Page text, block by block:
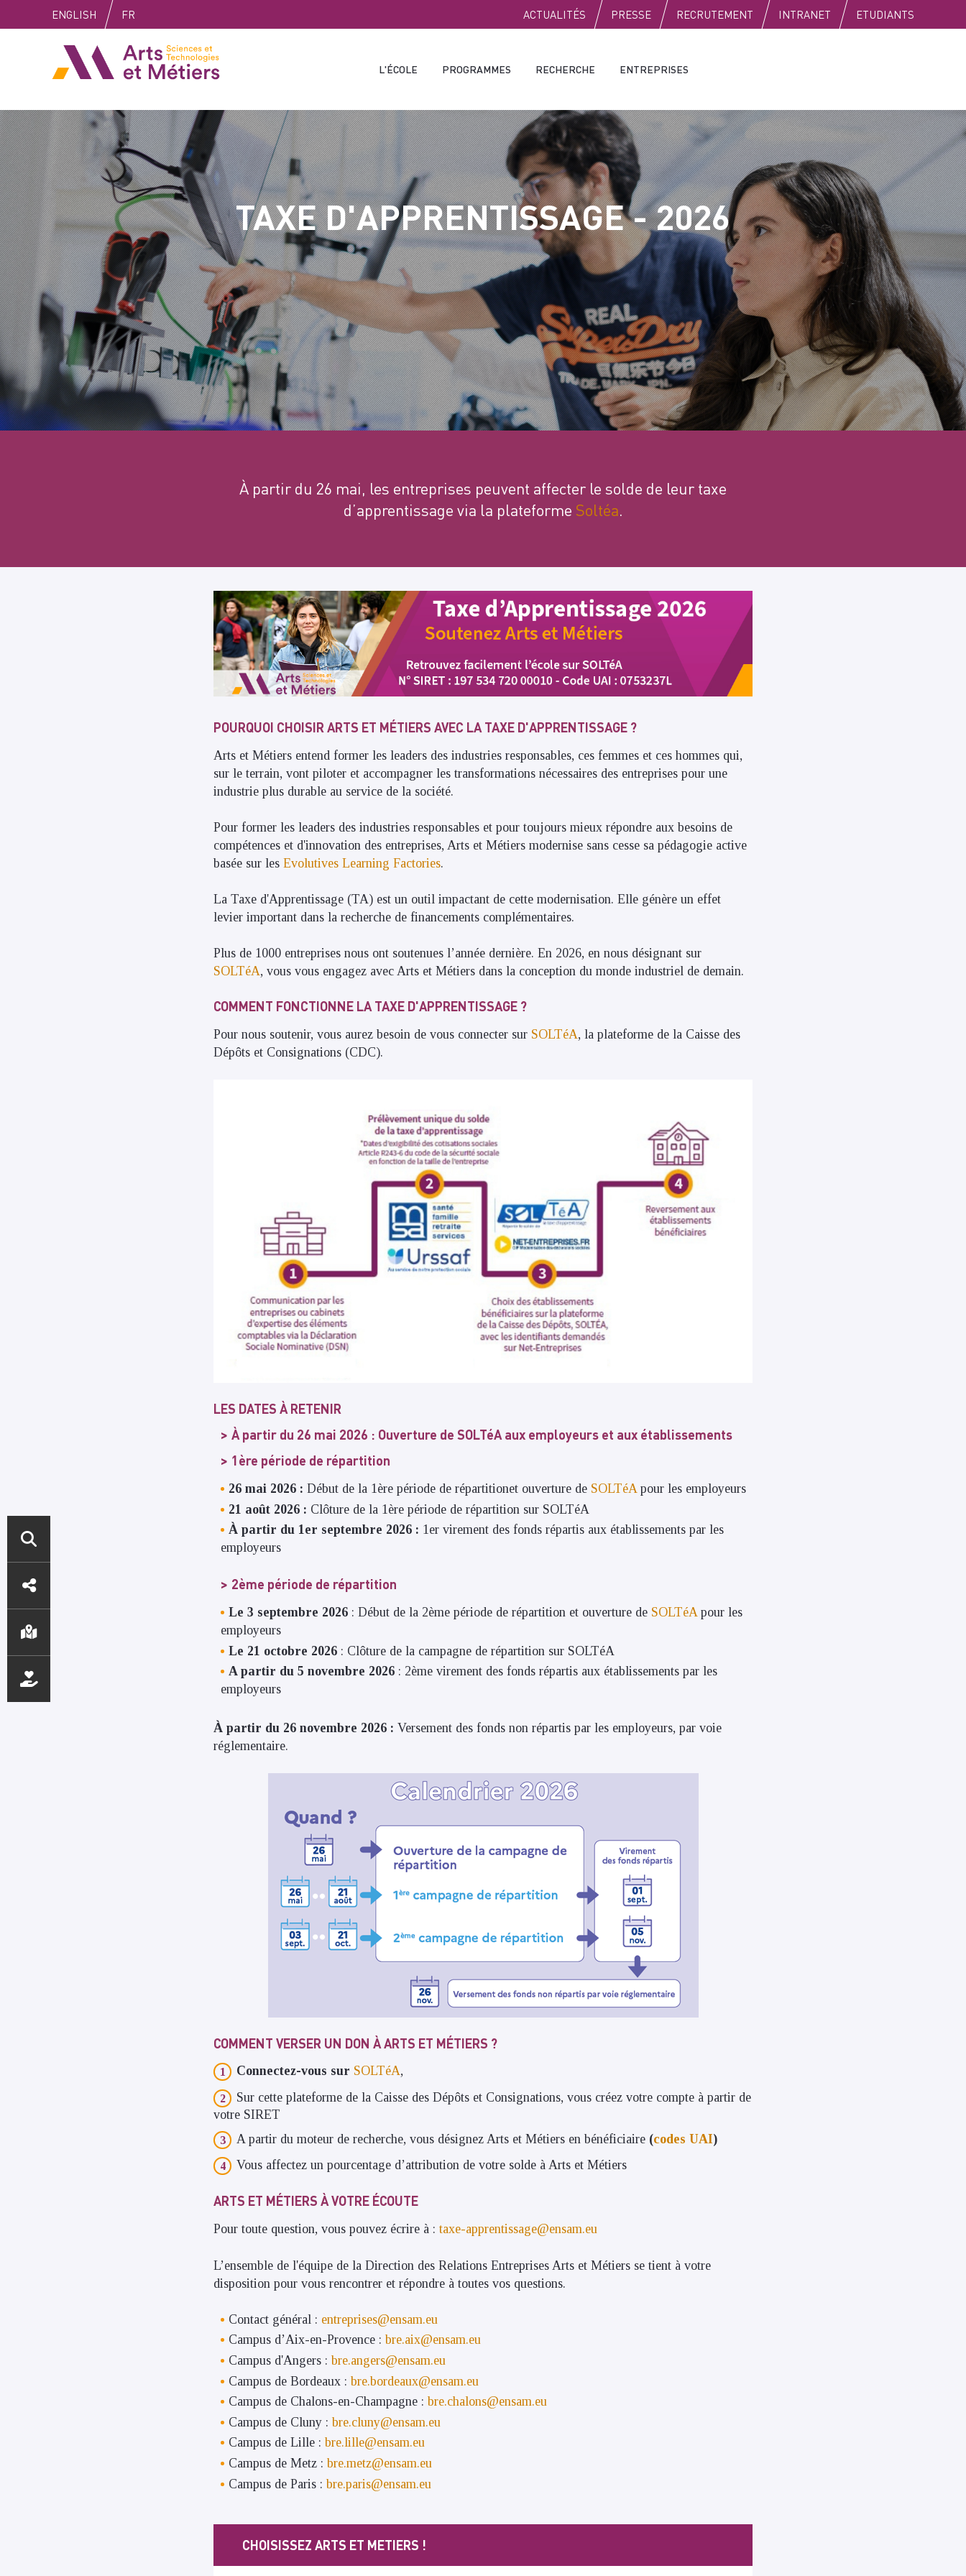
to
to
to
ENGLISH FR PUBLIC
ACTUALITÉS PRESSE RECRUTEMENT INTRANET ETUDIANTS
Arts et métiers
L'ÉCOLE PROGRAMMES RECHERCHE ENTREPRISES
ACCÈS
DIRECTS
TAXE D'APPRENTISSAGE - 2026
À partir du 26 mai, les entreprises peuvent affecter le solde de leur taxe
d’apprentissage via la plateforme Soltéa.
POURQUOI CHOISIR ARTS ET MÉTIERS AVEC LA TAXE D'APPRENTISSAGE ?
Arts et Métiers entend former les leaders des industries responsables, ces femmes et ces hommes qui,
sur le terrain, vont piloter et accompagner les transformations nécessaires des entreprises pour une
industrie plus durable au service de la société.
Pour former les leaders des industries responsables et pour toujours mieux répondre aux besoins de
compétences et d'innovation des entreprises, Arts et Métiers modernise sans cesse sa pédagogie active
basée sur les Evolutives Learning Factories.
La Taxe d'Apprentissage (TA) est un outil impactant de cette modernisation. Elle génère un effet
levier important dans la recherche de financements complémentaires.
Plus de 1000 entreprises nous ont soutenues l’année dernière. En 2026, en nous désignant sur
SOLTéA, vous vous engagez avec Arts et Métiers dans la conception du monde industriel de demain.
COMMENT FONCTIONNE LA TAXE D'APPRENTISSAGE ?
Pour nous soutenir, vous aurez besoin de vous connecter sur SOLTéA, la plateforme de la Caisse des
Dépôts et Consignations (CDC).
LES DATES À RETENIR
À partir du 26 mai 2026 : Ouverture de SOLTéA aux employeurs et aux établissements
1ère période de répartition
26 mai 2026 : Début de la 1ère période de répartitionet ouverture de SOLTéApour les employeurs
21 août 2026 : Clôture de la 1ère période de répartition sur SOLTéA
À partir du 1er septembre 2026 : 1er virement des fonds répartis aux établissements par les
employeurs
2ème période de répartition
Le 3 septembre 2026 : Début de la 2ème période de répartition et ouverture de SOLTéApour les
employeurs
Le 21 octobre 2026 : Clôture de la campagne de répartition sur SOLTéA
A partir du 5 novembre 2026 : 2ème virement des fonds répartis aux établissements par les
employeurs
À partir du 26 novembre 2026 : Versement des fonds non répartis par les employeurs, par voie
réglementaire.
COMMENT VERSER UN DON À ARTS ET MÉTIERS ?
Connectez-vous sur SOLTéA,
Sur cette plateforme de la Caisse des Dépôts et Consignations, vous créez votre compte à partir de
votre SIRET
A partir du moteur de recherche, vous désignez Arts et Métiers en bénéficiaire (codes UAI)
Vous affectez un pourcentage d’attribution de votre solde à Arts et Métiers
ARTS ET MÉTIERS À VOTRE ÉCOUTE
Pour toute question, vous pouvez écrire à : taxe-apprentissage@ensam.eu
L’ensemble de l'équipe de la Direction des Relations Entreprises Arts et Métiers se tient à votre
disposition pour vous rencontrer et répondre à toutes vos questions.
Contact général : entreprises@ensam.eu
Campus d’Aix-en-Provence : bre.aix@ensam.eu
Campus d'Angers : bre.angers@ensam.eu
Campus de Bordeaux : bre.bordeaux@ensam.eu
Campus de Chalons-en-Champagne : bre.chalons@ensam.eu
Campus de Cluny : bre.cluny@ensam.eu
Campus de Lille : bre.lille@ensam.eu
Campus de Metz : bre.metz@ensam.eu
Campus de Paris : bre.paris@ensam.eu
CHOISISSEZ ARTS ET METIERS !